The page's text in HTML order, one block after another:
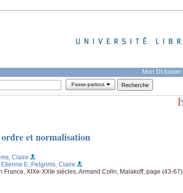
Mon DI-fusion
Passe-partout
ordre et normalisation
Claire
E. ;Pelgrims, Claire
France, XIXe-XXIe siècles, Armand Colin, Malakoff, page (43-67)